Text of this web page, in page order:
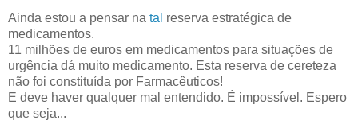
Ainda estou a pensar na tal reserva estratégica de
medicamentos.
11 milhões de euros em medicamentos para situações de
urgência dá muito medicamento. Esta reserva de cereteza
não foi constituída por Farmacêuticos!
E deve haver qualquer mal entendido. É impossível. Espero
que seja...